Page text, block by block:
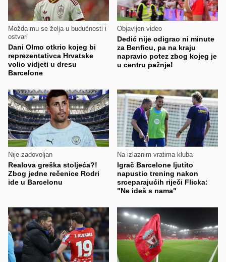
Možda mu se želja u budućnosti i
ostvari
Dani Olmo otkrio kojeg bi
reprezentativca Hrvatske
volio vidjeti u dresu
Barcelone
Objavljen video
Dedić nije odigrao ni minute
za Benficu, pa na kraju
napravio potez zbog kojeg je
u centru pažnje!
Nije zadovoljan
Realova greška stoljeća?!
Zbog jedne rečenice Rodri
ide u Barcelonu
Na izlaznim vratima kluba
Igrač Barcelone ljutito
napustio trening nakon
srceparajućih riječi Flicka:
"Ne ideš s nama"